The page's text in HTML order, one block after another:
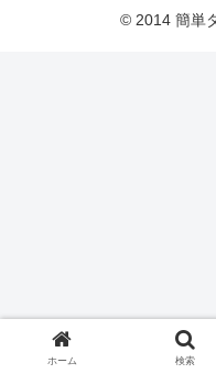
© 2014 簡単
ホーム 検索